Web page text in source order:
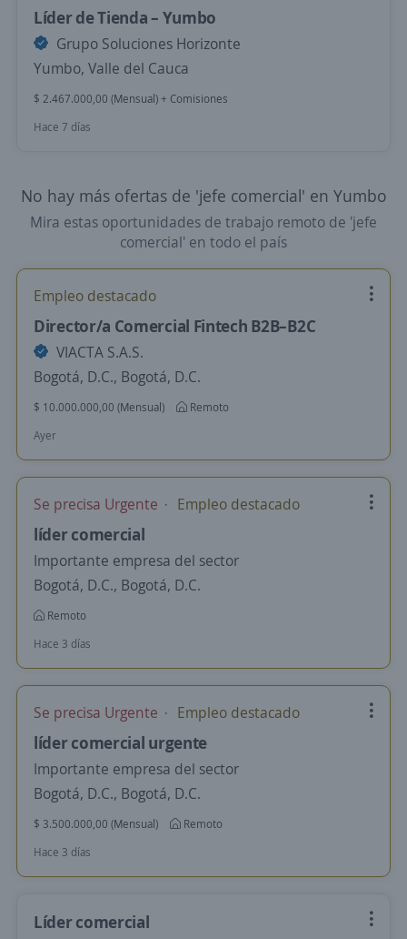
Líder de Tienda – Yumbo
Grupo Soluciones Horizonte
Yumbo, Valle del Cauca
$ 2.467.000,00 (Mensual) + Comisiones
Hace 7 días
No hay más ofertas de 'jefe comercial' en Yumbo
Mira estas oportunidades de trabajo remoto de 'jefe
comercial' en todo el país
Empleo destacado
Director/a Comercial Fintech B2B–B2C
VIACTA S.A.S.
Bogotá, D.C., Bogotá, D.C.
$ 10.000.000,00 (Mensual)
Remoto
Ayer
Se precisa Urgente Empleo destacado
líder comercial
Importante empresa del sector
Bogotá, D.C., Bogotá, D.C.
Remoto
Hace 3 días
Se precisa Urgente Empleo destacado
líder comercial urgente
Importante empresa del sector
Bogotá, D.C., Bogotá, D.C.
$ 3.500.000,00 (Mensual)
Remoto
Hace 3 días
Líder comercial